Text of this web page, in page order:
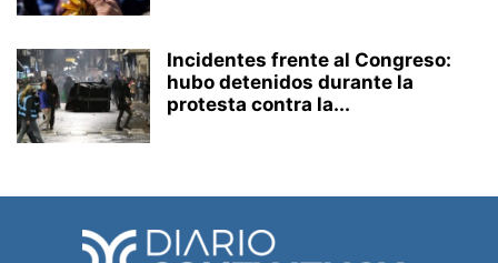
Incidentes frente al Congreso:
hubo detenidos durante la
protesta contra la...